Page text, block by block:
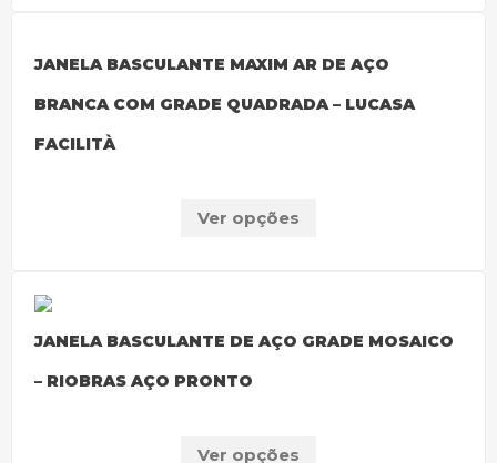
JANELA BASCULANTE MAXIM AR DE AÇO
BRANCA COM GRADE QUADRADA – LUCASA
FACILITÀ
Ver opções
JANELA BASCULANTE DE AÇO GRADE MOSAICO
– RIOBRAS AÇO PRONTO
Ver opções